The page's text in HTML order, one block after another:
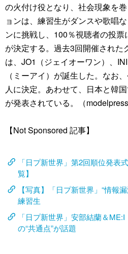
の火付け役となり、社会現象を
ョンは、練習生がダンスや歌唱
ンに挑戦し、100％視聴者の投
が決定する。過去3回開催された
は、JO1（ジェイオーワン）、
（ミーアイ）が誕生した。なお
人に決定。あわせて、日本と韓
が発表されている。（modelpress
【Not Sponsored 記事】
「日プ新世界」第2回順位発表
覧】
【写真】「日プ新世界」“情報
練習生
「日プ新世界」安部結蘭＆
の“共通点”が話題